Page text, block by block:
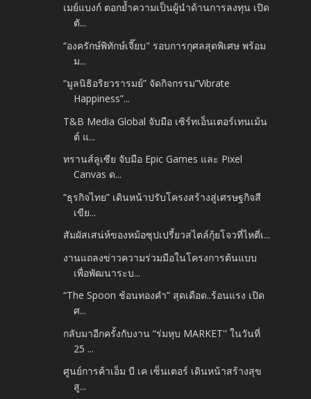
เมย์แบงก์ ตอกย้ำความเป็นผู้นำด้านการลงทุน เปิด
ตั...
“องครักษ์พิทักษ์เจี๊ยบ" รอบการกุศลสุดพิเศษ พร้อม
ม...
“มูลนิธิอริยวรารมย์” จัดกิจกรรม”Vibrate
Happiness”...
T&B Media Global จับมือ เซิร์ทเอ็นเตอร์เทนเม้น
ต์ แ...
ทรานส์ลูเซีย จับมือ Epic Games และ Pixel
Canvas ด...
“ธุรกิจไทย” เดินหน้าปรับโครงสร้างสู่เศรษฐกิจสี
เขีย...
สัมผัสเสน่ห์ของหม้อซุปเปรี้ยวสไตล์กุ้ยโจวที่ไหตี่เ...
งานแถลงข่าวความร่วมมือในโครงการต้นแบบ
เพื่อพัฒนาระบ...
“The Spoon ช้อนทองคำ” สุดเดือด..ร้อนแรง เปิด
ศ...
กลับมาอีกครั้งกับงาน “ร่มหุบ MARKET'' ในวันที่
25 ...
ศูนย์การค้าเอ็ม บี เค เซ็นเตอร์ เดินหน้าสร้างสุข
สู...